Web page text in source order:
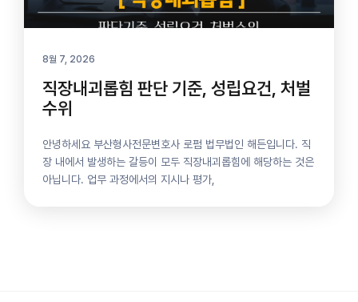
8월 7, 2026
직장내괴롭힘 판단 기준, 성립요건, 처벌
수위
안녕하세요 부산형사전문변호사 로펌 법무법인 해든입니다. 직
장 내에서 발생하는 갈등이 모두 직장내괴롭힘에 해당하는 것은
아닙니다. 업무 과정에서의 지시나 평가,